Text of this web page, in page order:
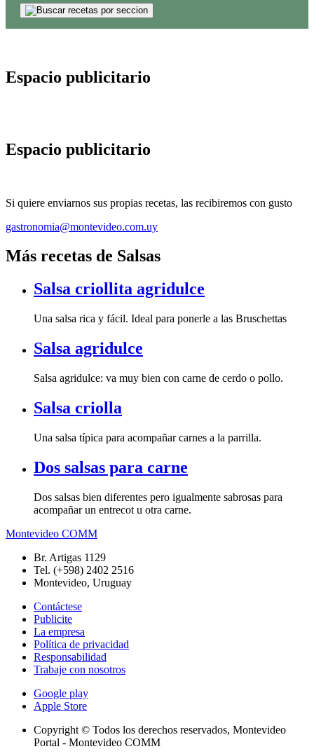
Espacio publicitario
Espacio publicitario
Si quiere enviarnos sus propias recetas, las recibiremos con gusto
gastronomia@montevideo.com.uy
Más recetas de Salsas
Salsa criollita agridulce
Una salsa rica y fácil. Ideal para ponerle a las Bruschettas
Salsa agridulce
Salsa agridulce: va muy bien con carne de cerdo o pollo.
Salsa criolla
Una salsa típica para acompañar carnes a la parrilla.
Dos salsas para carne
Dos salsas bien diferentes pero igualmente sabrosas para
acompañar un entrecot u otra carne.
Montevideo COMM
Br. Artigas 1129
Tel. (+598) 2402 2516
Montevideo, Uruguay
Contáctese
Publicite
La empresa
Política de privacidad
Responsabilidad
Trabaje con nosotros
Google play
Apple Store
Copyright © Todos los derechos reservados, Montevideo
Portal - Montevideo COMM